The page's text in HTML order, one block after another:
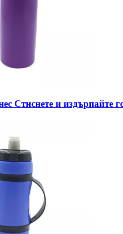
Стиснете и издърпайте